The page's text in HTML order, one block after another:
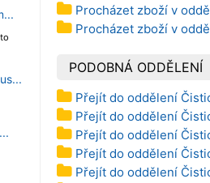
Procházet zboží v
Procházet zboží v
PODOBNÁ ODDĚLENÍ
Přejít do oddělení
Přejít do oddělení
Přejít do oddělení
Přejít do oddělení
Přejít do oddělení